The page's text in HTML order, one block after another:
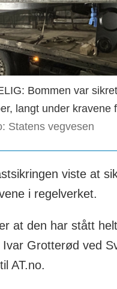
Bommen var
langt under kravene
Statens vegvesen
viste at
i regelverket.
at den har stått
Grotterød ved
AT.no.